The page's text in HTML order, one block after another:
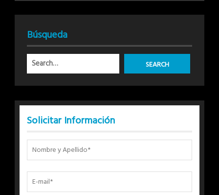
Búsqueda
Solicitar Información